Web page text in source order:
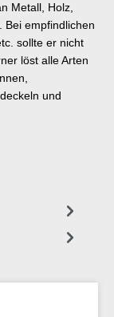
Metall, Holz,
Bei empfindlichen
sollte er nicht
löst alle Arten
und
Teer, dient
und